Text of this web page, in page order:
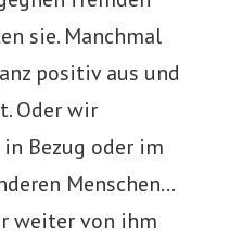
sie. Manchmal
positiv aus und
Oder wir
Bezug oder im
Menschen…
weiter von ihm